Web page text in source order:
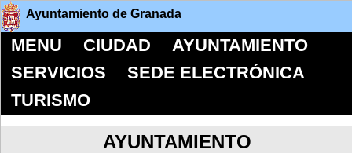
Ayuntamiento de Granada
MENU CIUDAD
AYUNTAMIENTO
SERVICIOS
SEDE ELECTRÓNICA
TURISMO
AYUNTAMIENTO